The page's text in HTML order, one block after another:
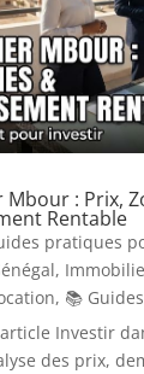
: Prix,
Rentable
pratiques
,
, 📚
Investir
des prix,